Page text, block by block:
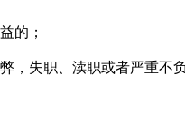
的；
失职、渎职或者严重不负